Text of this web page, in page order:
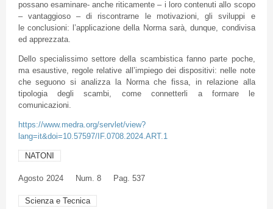
possano esaminare- anche riticamente – i loro contenuti allo scopo
– vantaggioso – di riscontrarne le motivazioni, gli sviluppi e
le conclusioni: l’applicazione della Norma sarà, dunque, condivisa
ed apprezzata.
Dello specialissimo settore della scambistica fanno parte poche,
ma esaustive, regole relative all’impiego dei dispositivi: nelle note
che seguono si analizza la Norma che fissa, in relazione alla
tipologia degli scambi, come connetterli a formare le
comunicazioni.
https://www.medra.org/servlet/view?
lang=it&doi=10.57597/IF.0708.2024.ART.1
NATONI
Agosto 2024 Num. 8 Pag. 537
Scienza e Tecnica